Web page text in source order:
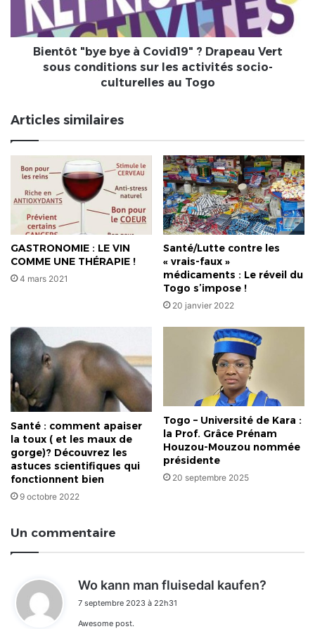
Drapeau
sous
conditions
culturelles
au
Togo
Bientôt "bye bye à Covid19" ? Drapeau Vert
sous conditions sur les activités socio-
culturelles au Togo
Articles similaires
GASTRONOMIE : LE VIN
COMME UNE THÉRAPIE !
4 mars 2021
Santé/Lutte contre les
« vrais-faux »
médicaments : Le réveil du
Togo s’impose !
20 janvier 2022
Santé : comment apaiser
la toux ( et les maux de
gorge)? Découvrez les
astuces scientifiques qui
fonctionnent bien
9 octobre 2022
Togo – Université de Kara :
la Prof. Grâce Prénam
Houzou-Mouzou nommée
présidente
20 septembre 2025
Un commentaire
Wo kann man fluisedal kaufen?
7 septembre 2023 à 22h31
Awesome post.